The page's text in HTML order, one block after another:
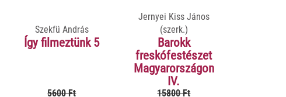
Szekfü András
Így filmeztünk 5
5600 Ft
Jernyei Kiss János
(szerk.)
Barokk
freskófestészet
Magyarországon
IV.
15800 Ft